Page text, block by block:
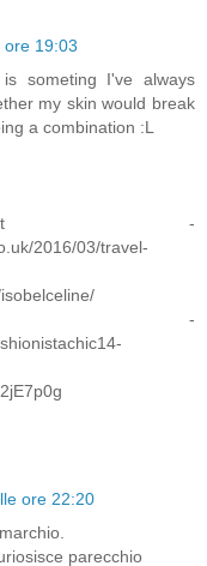
ore 19:03
someting I've always
my skin would break
a combination :L
-
2016/03/travel-
-
ore 22:20
parecchio